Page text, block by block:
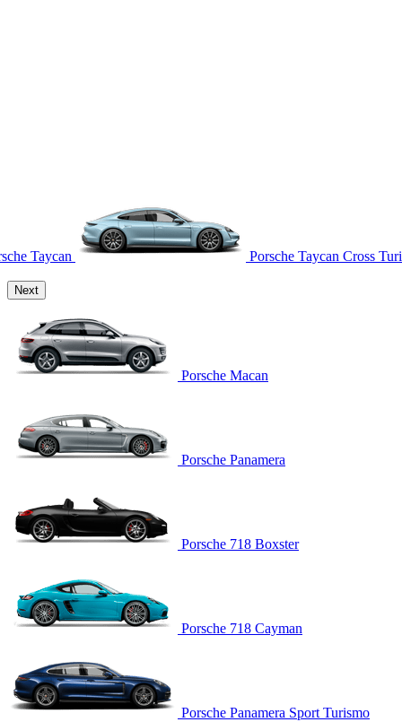
Taycan Porsche Taycan Cross
Next
Porsche Macan
Porsche Panamera
Porsche 718 Boxster
Porsche 718 Cayman
Porsche Panamera Sport Turismo